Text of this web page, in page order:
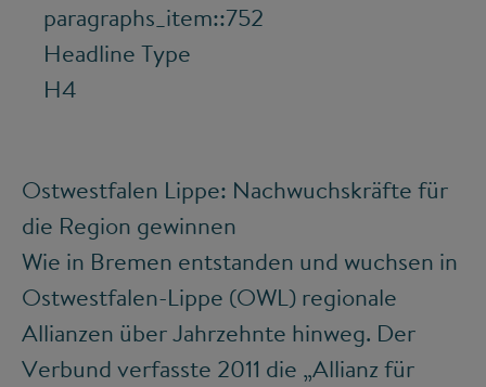
paragraphs_item::752
Headline Type
H4
Ostwestfalen Lippe: Nachwuchskräfte für
die Region gewinnen
Wie in Bremen entstanden und wuchsen in
Ostwestfalen-Lippe (OWL) regionale
Allianzen über Jahrzehnte hinweg. Der
Verbund verfasste 2011 die „Allianz für